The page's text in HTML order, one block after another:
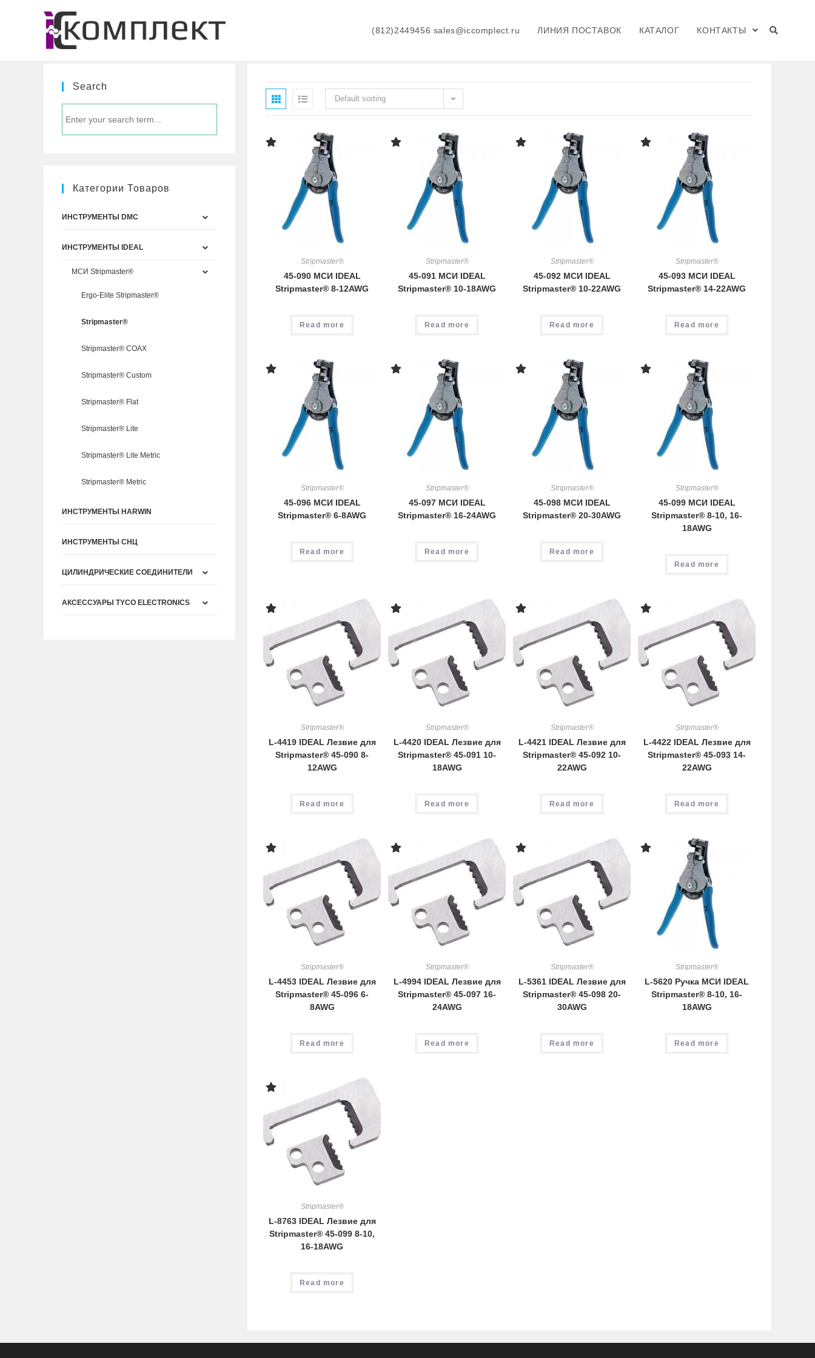
содержимому
(812)2449456 sales@iccomplect.ru ЛИНИЯ ПОСТАВОК КАТАЛОГ КОНТАКТЫ
Default sorting
Stripmaster®
45-090 МСИ IDEAL
Stripmaster® 8-12AWG
Read more
Stripmaster®
45-091 МСИ IDEAL
Stripmaster® 10-18AWG
Read more
Stripmaster®
45-092 МСИ IDEAL
Stripmaster® 10-22AWG
Read more
Stripmaster®
45-093 МСИ IDEAL
Stripmaster® 14-22AWG
Read more
Stripmaster®
45-096 МСИ IDEAL
Stripmaster® 6-8AWG
Read more
Stripmaster®
45-097 МСИ IDEAL
Stripmaster® 16-24AWG
Read more
Stripmaster®
45-098 МСИ IDEAL
Stripmaster® 20-30AWG
Read more
Stripmaster®
45-099 МСИ IDEAL
Stripmaster® 8-10, 16-
18AWG
Read more
Stripmaster®
L-4419 IDEAL Лезвие для
Stripmaster® 45-090 8-
12AWG
Read more
Stripmaster®
L-4420 IDEAL Лезвие для
Stripmaster® 45-091 10-
18AWG
Read more
Stripmaster®
L-4421 IDEAL Лезвие для
Stripmaster® 45-092 10-
22AWG
Read more
Stripmaster®
L-4422 IDEAL Лезвие для
Stripmaster® 45-093 14-
22AWG
Read more
Stripmaster®
L-4453 IDEAL Лезвие для
Stripmaster® 45-096 6-
8AWG
Read more
Stripmaster®
L-4994 IDEAL Лезвие для
Stripmaster® 45-097 16-
24AWG
Read more
Stripmaster®
L-5361 IDEAL Лезвие для
Stripmaster® 45-098 20-
30AWG
Read more
Stripmaster®
L-5620 Ручка МСИ IDEAL
Stripmaster® 8-10, 16-
18AWG
Read more
Stripmaster®
L-8763 IDEAL Лезвие для
Stripmaster® 45-099 8-10,
16-18AWG
Read more
Search
Категории Товаров
ИНСТРУМЕНТЫ DMC
ИНСТРУМЕНТЫ IDEAL
МСИ Stripmaster®
Ergo-Elite Stripmaster®
Stripmaster®
Stripmaster® COAX
Stripmaster® Custom
Stripmaster® Flat
Stripmaster® Lite
Stripmaster® Lite Metric
Stripmaster® Metric
ИНСТРУМЕНТЫ HARWIN
ИНСТРУМЕНТЫ СНЦ
ЦИЛИНДРИЧЕСКИЕ СОЕДИНИТЕЛИ
АКСЕССУАРЫ TYCO ELECTRONICS